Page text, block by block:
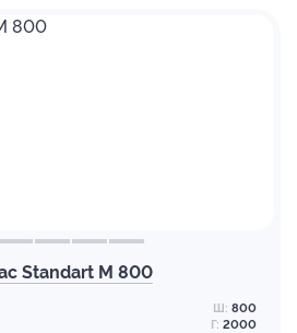
Standart M 800
Ш: 800
Г: 2000